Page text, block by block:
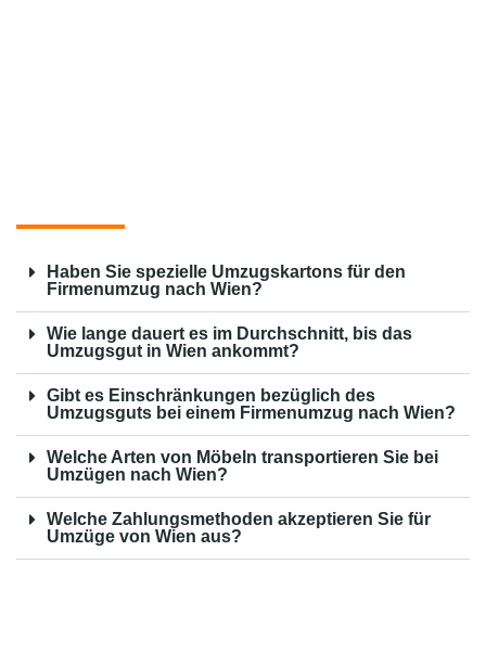
Haben Sie spezielle Umzugskartons für den
Firmenumzug nach Wien?
Wie lange dauert es im Durchschnitt, bis das
Umzugsgut in Wien ankommt?
Gibt es Einschränkungen bezüglich des
Umzugsguts bei einem Firmenumzug nach Wien?
Welche Arten von Möbeln transportieren Sie bei
Umzügen nach Wien?
Welche Zahlungsmethoden akzeptieren Sie für
Umzüge von Wien aus?